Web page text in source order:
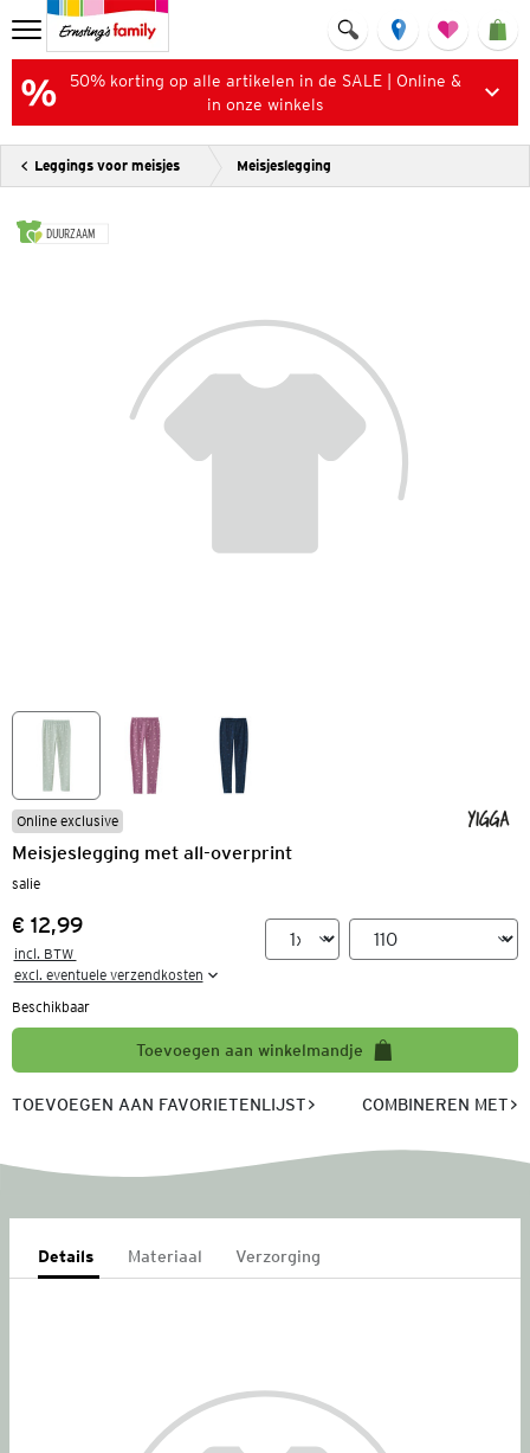
50% korting op alle artikelen in de SALE | Online &
in onze winkels
Leggings voor meisjes Meisjeslegging
DUURZAAM
Online exclusive
Meisjeslegging met all-overprint
salie
Prijs:
€ 12,99
incl. BTW
excl. eventuele verzendkosten
Beschikbaar
Toevoegen aan winkelmandje
TOEVOEGEN AAN FAVORIETENLIJST COMBINEREN MET
Details Materiaal Verzorging